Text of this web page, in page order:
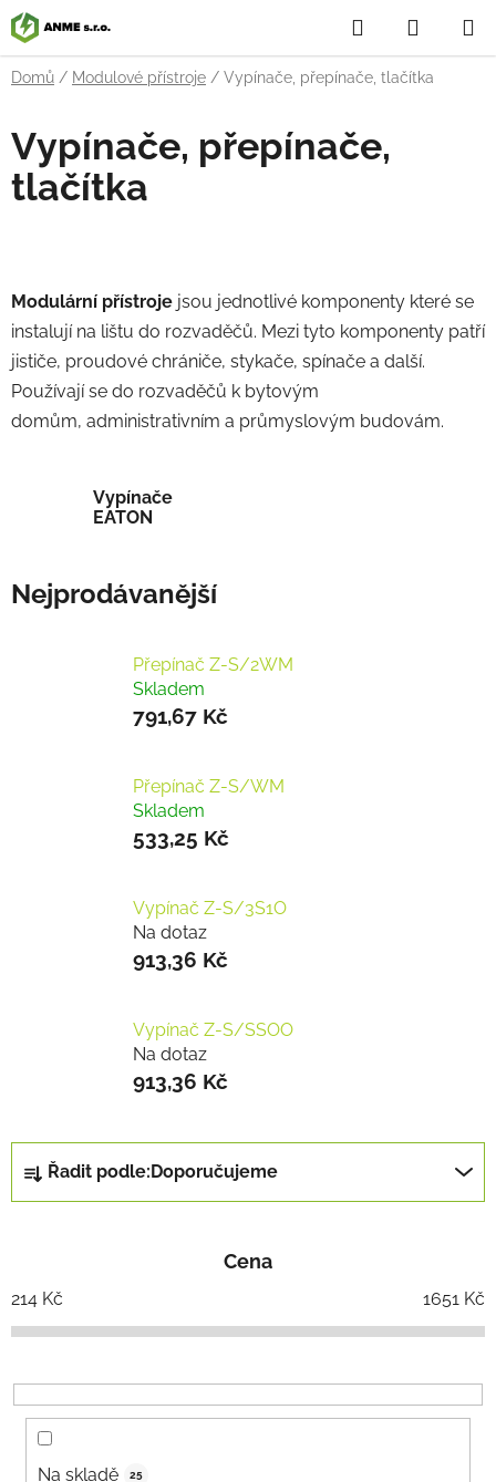
Přejít
na
obsah
Hledat
KOŠÍK
Domů / Modulové přístroje / Vypínače, přepínače, tlačítka
Vypínače, přepínače,
tlačítka
Modulární přístroje jsou jednotlivé komponenty které se
instalují na lištu do rozvaděčů. Mezi tyto komponenty patří
jističe, proudové chrániče, stykače, spínače a další.
Používají se do rozvaděčů k bytovým
domům, administrativním a průmyslovým budovám.
Vypínače
EATON
Nejprodávanější
Přepínač Z-S/2WM
Skladem
791,67 Kč
Přepínač Z-S/WM
Skladem
533,25 Kč
Vypínač Z-S/3S1O
Na dotaz
913,36 Kč
Vypínač Z-S/SSOO
Na dotaz
913,36 Kč
a
z
í
p
o
d
Řadit podle: Doporučujeme
Cena
214 Kč 1651 Kč
Na skladě 25